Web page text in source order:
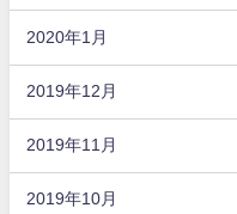
2020年1月
2019年12月
2019年11月
2019年10月